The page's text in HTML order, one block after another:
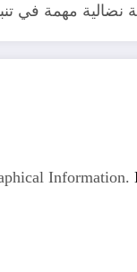
نضالية مهمة في
Information.